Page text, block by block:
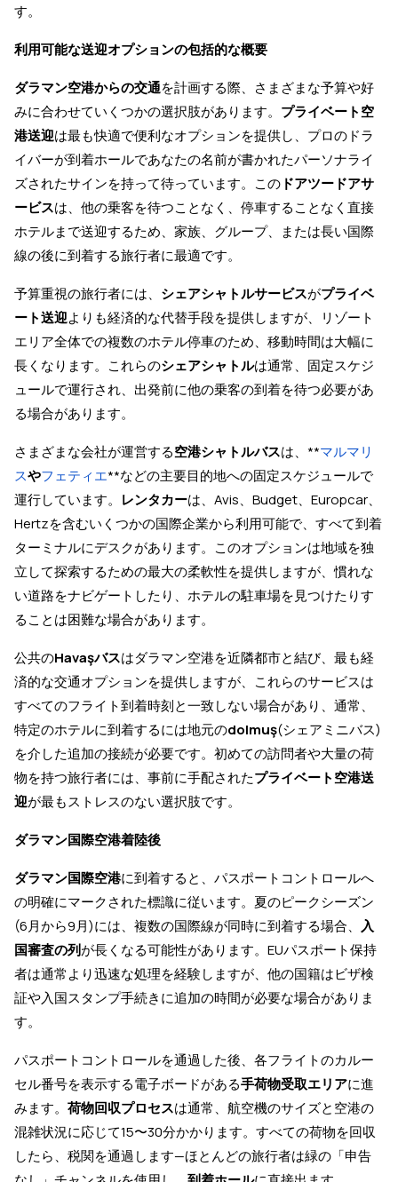
す。
利用可能な送迎オプションの包括的な概要
ダラマン空港からの交通を計画する際、さまざまな予算や好
みに合わせていくつかの選択肢があります。 プライベート空
港送迎は最も快適で便利なオプションを提供し、プロのドラ
イバーが到着ホールであなたの名前が書かれたパーソナライ
ズされたサインを持って待っています。この ドアツードアサ
ービスは、他の乗客を待つことなく、停車することなく直接
ホテルまで送迎するため、家族、グループ、または長い国際
線の後に到着する旅行者に最適です。
予算重視の旅行者には、 シェアシャトルサービスがプライベ
ート送迎よりも経済的な代替手段を提供しますが、リゾート
エリア全体での複数のホテル停車のため、移動時間は大幅に
長くなります。これらのシェアシャトルは通常、固定スケジ
ュールで運行され、出発前に他の乗客の到着を待つ必要があ
る場合があります。
さまざまな会社が運営する空港シャトルバスは、**マルマリ
スやフェティエ**などの主要目的地への固定スケジュールで
運行しています。 レンタカーは、Avis、Budget、Europcar、
Hertzを含むいくつかの国際企業から利用可能で、すべて到着
ターミナルにデスクがあります。このオプションは地域を独
立して探索するための最大の柔軟性を提供しますが、慣れな
い道路をナビゲートしたり、ホテルの駐車場を見つけたりす
ることは困難な場合があります。
公共のHavaşバスはダラマン空港を近隣都市と結び、最も経
済的な交通オプションを提供しますが、これらのサービスは
すべてのフライト到着時刻と一致しない場合があり、通常、
特定のホテルに到着するには地元のdolmuş(シェアミニバス)
を介した追加の接続が必要です。初めての訪問者や大量の荷
物を持つ旅行者には、事前に手配されたプライベート空港送
迎が最もストレスのない選択肢です。
ダラマン国際空港着陸後
ダラマン国際空港に到着すると、パスポートコントロールへ
の明確にマークされた標識に従います。夏のピークシーズン
(6月から9月)には、複数の国際線が同時に到着する場合、 入
国審査の列が長くなる可能性があります。EUパスポート保持
者は通常より迅速な処理を経験しますが、他の国籍はビザ検
証や入国スタンプ手続きに追加の時間が必要な場合がありま
す。
パスポートコントロールを通過した後、各フライトのカルー
セル番号を表示する電子ボードがある手荷物受取エリアに進
みます。 荷物回収プロセスは通常、航空機のサイズと空港の
混雑状況に応じて15〜30分かかります。すべての荷物を回収
したら、税関を通過します—ほとんどの旅行者は緑の「申告